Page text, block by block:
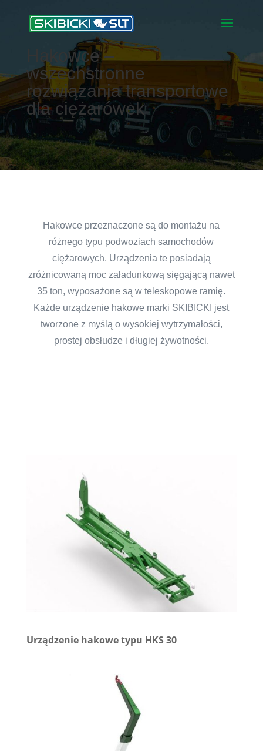
Hakowce –
wszechstronne
rozwiązania transportowe
dla ciężarówek
Hakowce przeznaczone są do montażu na
różnego typu podwoziach samochodów
ciężarowych. Urządzenia te posiadają
zróżnicowaną moc załadunkową sięgającą nawet
35 ton, wyposażone są w teleskopowe ramię.
Każde urządzenie hakowe marki SKIBICKI jest
tworzone z myślą o wysokiej wytrzymałości,
prostej obsłudze i długiej żywotności.
Urządzenie hakowe typu HKS 30